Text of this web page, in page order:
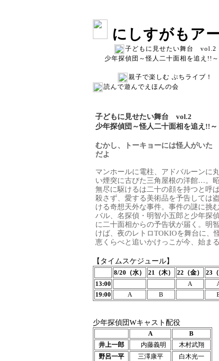
にしすがもア
子どもに見せたい舞台 vol.2
少年探偵団～怪人二十面相を追え
親子で楽しむ ぷちライブ！
読んで遊んでえほんの会
子どもに見せたい舞台 vol.2
少年探偵団～怪人二十面相を追え!!～
むかし、トーキョーには怪人がい
だよ
マンホールに電柱、アドバルーンに
い煙突に古びた三角屋根の洋館…。
無尽に駆けるは二十の顔を持つと呼
殺さず、愛する美術品を予告しては
ける奇想天外な事件。事件の謎に挑
バル、名探偵・明智小五郎と少年探
に二十面相からの予告状が届く。明
けば、夜のレトロTOKIOを舞台に、
恵くらべと追いかけっこが今、始ま
【タイムスケジュール】
8/20（水） 21（木） 22（金）
23
13:00
A
19:00
A B
少年探偵団Wキャスト配役
A
B
井上一郎
内藤義明
木村武翔
野呂一平
三澤康平
白木光一